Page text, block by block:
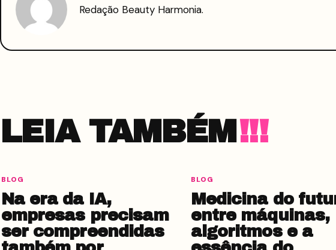
Redação Beauty Harmonia.
LEIA TAMBÉM
BLOG
Na era da IA,
empresas precisam
ser compreendidas
BLOG
Medicina do
entre máquinas,
algoritmos e a